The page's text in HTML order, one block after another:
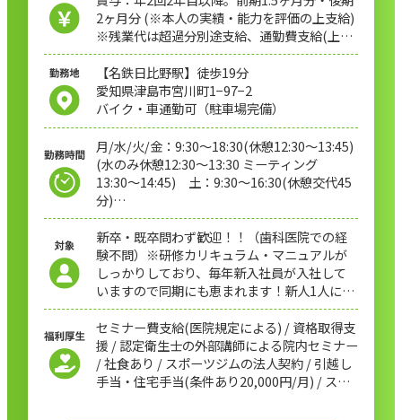
2ヶ月分 (※本人の実績・能力を評価の上支給)
※残業代は超過分別途支給、通勤費支給(上限
20,000円/月)
【名鉄日比野駅】徒歩19分
愛知県津島市宮川町1−97−2
バイク・車通勤可（駐車場完備）
月/水/火/金：9:30～18:30(休憩12:30〜13:45)
(水のみ休憩12:30〜13:30 ミーティング
13:30〜14:45) 土：9:30～16:30(休憩交代45
分)
休日：木、日、祝日(祝日休みの週は木曜代
診)GW、夏冬季休暇
新卒・既卒問わず歓迎！！（歯科医院での経
験不問）※研修カリキュラム・マニュアルが
しっかりしており、毎年新入社員が入社して
いますので同期にも恵まれます！新人1人に対
して、先輩が1人ペアでつくので日々の振り返
りも安心でき、成長できます。
セミナー費支給(医院規定による) / 資格取得支
援 / 認定衛生士の外部講師による院内セミナー
/ 社食あり / スポーツジムの法人契約 / 引越し
手当・住宅手当(条件あり20,000円/月) / スタ